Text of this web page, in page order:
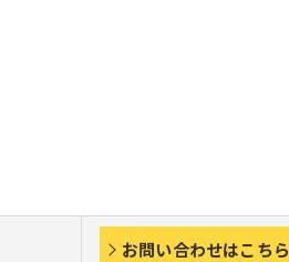
お問い合わせはこちら